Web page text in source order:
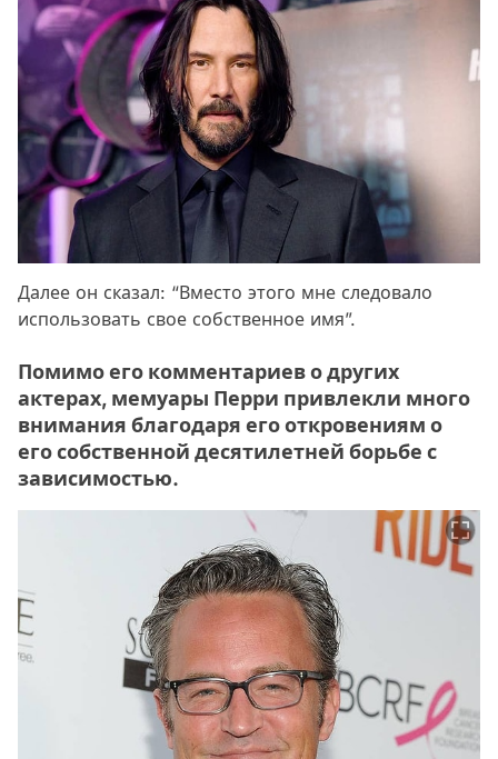
Далее он сказал: “Вместо этого мне следовало
использовать свое собственное имя”.
Помимо его комментариев о других
актерах, мемуары Перри привлекли много
внимания благодаря его откровениям о
его собственной десятилетней борьбе с
зависимостью.